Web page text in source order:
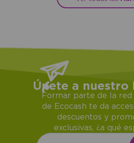
Únete a nuestro
Formar parte de la
de Ecocash te da
descuentos y
exclusivas, ¿a qué